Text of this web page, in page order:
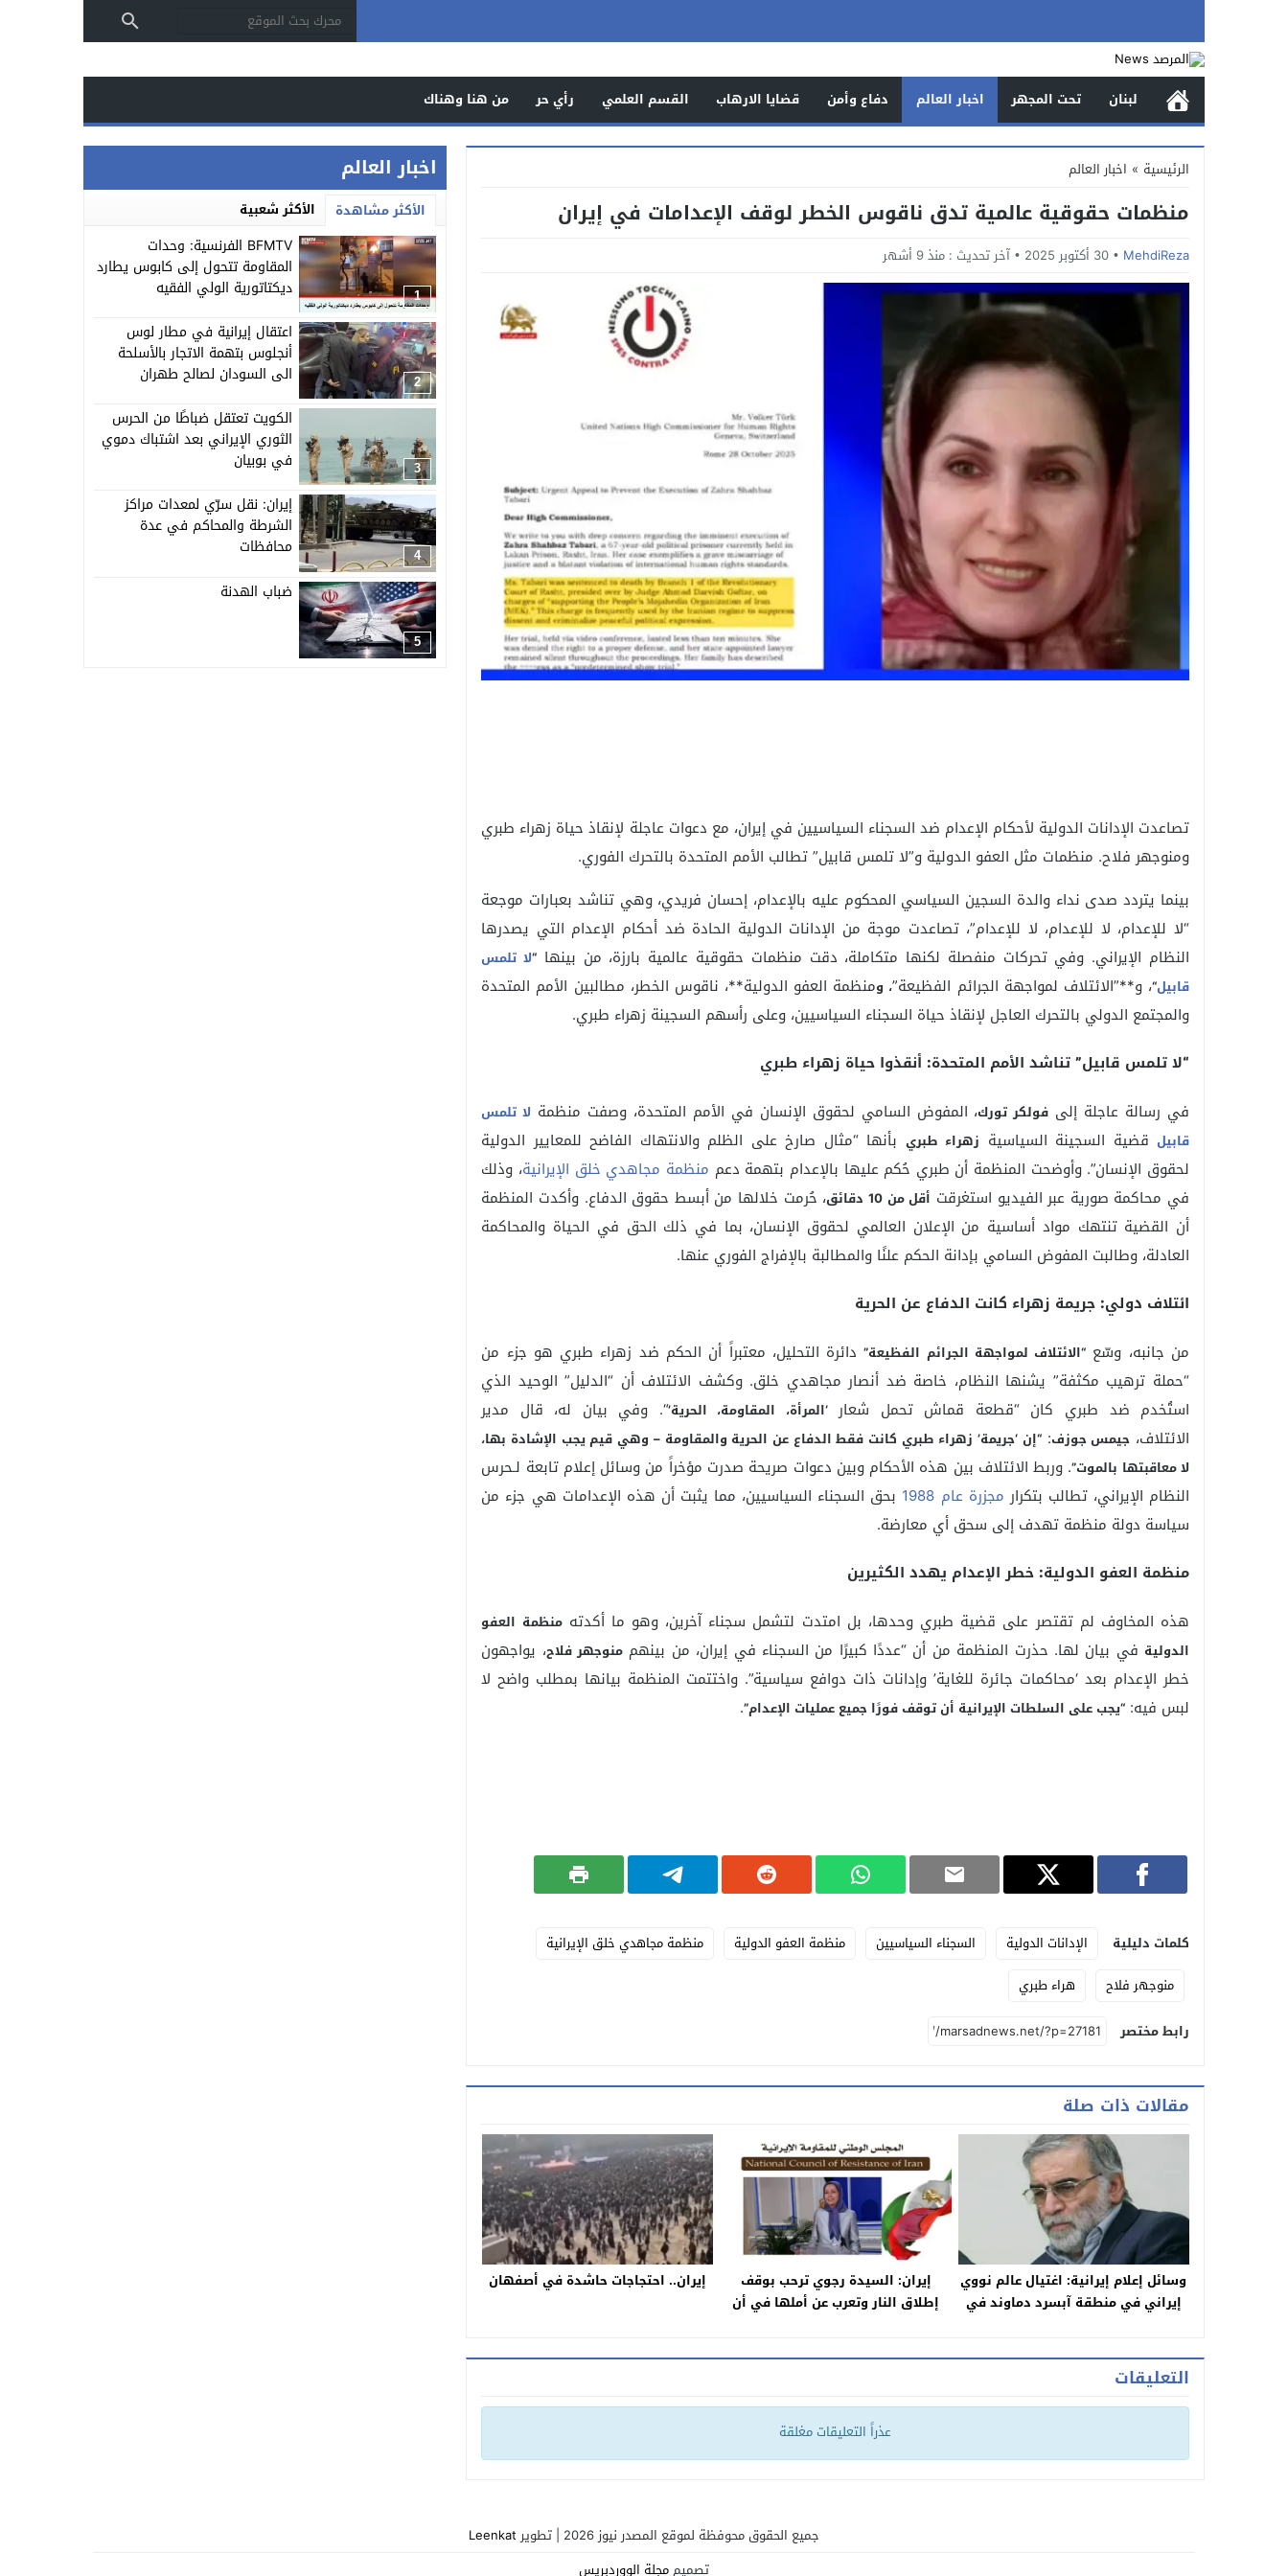
لبنان تحت المجهر اخبار العالم دفاع وأمن قضايا الارهاب القسم العلمي رأي حر من هنا وهناك
الرئيسية » اخبار العالم
منظمات حقوقية عالمية تدق ناقوس الخطر لوقف الإعدامات في إيران
MehdiReza 30 أكتوبر 2025 آخر تحديث : منذ 9 أشهر
تصاعدت الإدانات الدولية لأحكام الإعدام ضد السجناء السياسيين في إيران، مع دعوات عاجلة لإنقاذ حياة زهراء طبري
ومنوجهر فلاح. منظمات مثل العفو الدولية و”لا تلمس قابيل” تطالب الأمم المتحدة بالتحرك الفوري.
بينما يتردد صدى نداء والدة السجين السياسي المحكوم عليه بالإعدام، إحسان فريدي، وهي تناشد بعبارات موجعة
“لا للإعدام، لا للإعدام، لا للإعدام”، تصاعدت موجة من الإدانات الدولية الحادة ضد أحكام الإعدام التي يصدرها
النظام الإيراني. وفي تحركات منفصلة لكنها متكاملة، دقت منظمات حقوقية عالمية بارزة، من بينها “لا تلمس
قابيل“، و**”الائتلاف لمواجهة الجرائم الفظيعة”، ومنظمة العفو الدولية**، ناقوس الخطر، مطالبين الأمم المتحدة
والمجتمع الدولي بالتحرك العاجل لإنقاذ حياة السجناء السياسيين، وعلى رأسهم السجينة زهراء طبري.
“لا تلمس قابيل” تناشد الأمم المتحدة: أنقذوا حياة زهراء طبري
في رسالة عاجلة إلى فولكر تورك، المفوض السامي لحقوق الإنسان في الأمم المتحدة، وصفت منظمة لا تلمس
قابيل قضية السجينة السياسية زهراء طبري بأنها “مثال صارخ على الظلم والانتهاك الفاضح للمعايير الدولية
لحقوق الإنسان”. وأوضحت المنظمة أن طبري حُكم عليها بالإعدام بتهمة دعم منظمة مجاهدي خلق الإيرانية، وذلك
في محاكمة صورية عبر الفيديو استغرقت أقل من 10 دقائق
، حُرمت خلالها من أبسط حقوق الدفاع. وأكدت المنظمة
أن القضية تنتهك مواد أساسية من الإعلان العالمي لحقوق الإنسان، بما في ذلك الحق في الحياة والمحاكمة
العادلة، وطالبت المفوض السامي بإدانة الحكم علنًا والمطالبة بالإفراج الفوري عنها.
ائتلاف دولي: جريمة زهراء كانت الدفاع عن الحرية
من جانبه، وسّع “الائتلاف لمواجهة الجرائم الفظيعة”دائرة التحليل، معتبراً أن الحكم ضد زهراء طبري هو جزء من
“حملة ترهيب مكثفة” يشنها النظام، خاصة ضد أنصار مجاهدي خلق. وكشف الائتلاف أن “الدليل” الوحيد الذي
استُخدم ضد طبري كان “قطعة قماش تحمل شعار‘المرأة، المقاومة، الحرية’“. وفي بيان له، قال مدير
الائتلاف، جيمس جوزف:“إن ‘جريمة’ زهراء طبري كانت فقط الدفاع عن الحرية والمقاومة – وهي قيم يجب الإشادة بها،
لا معاقبتها بالموت”. وربط الائتلاف بين هذه الأحكام وبين دعوات صريحة صدرت مؤخراً من وسائل إعلام تابعة لـحرس
النظام الإيراني، تطالب بتكرارمجزرة عام 1988
بحق السجناء السياسيين، مما يثبت أن هذه الإعدامات هي جزء من
سياسة دولة منظمة تهدف إلى سحق أي معارضة.
منظمة العفو الدولية: خطر الإعدام يهدد الكثيرين
هذه المخاوف لم تقتصر على قضية طبري وحدها، بل امتدت لتشمل سجناء آخرين، وهو ما أكدتهمنظمة العفو
الدولية في بيان لها. حذرت المنظمة من أن “عددًا كبيرًا من السجناء في إيران، من بينهم منوجهر فلاح، يواجهون
خطر الإعدام بعد ‘محاكمات جائرة للغاية’ وإدانات ذات دوافع سياسية”. واختتمت المنظمة بيانها بمطلب واضح لا
لبس فيه: “يجب على السلطات الإيرانية أن توقف فورًا جميع عمليات الإعدام”.
كلمات دليلية الإدانات الدولية السجناء السياسيين منظمة العفو الدولية
منظمة مجاهدي خلق الإيرانية
منوجهر فلاح
هراء طبري
رابط مختصر
مقالات ذات صلة
وسائل إعلام إيرانية: اغتيال عالم نووي
إيراني في منطقة آبسرد دماوند في
إيران: السيدة رجوي ترحب بوقف
إطلاق النار وتعرب عن أملها في أن
إيران.. احتجاجات حاشدة في أصفهان
التعليقات
عذراً التعليقات مغلقة
اخبار العالم
الأكثر مشاهدة الأكثر شعبية
1
BFMTV الفرنسية: وحدات
المقاومة تتحول إلى كابوس يطارد
ديكتاتورية الولي الفقيه
2
اعتقال إيرانية في مطار لوس
أنجلوس بتهمة الاتجار بالأسلحة
الى السودان لصالح طهران
3
الكويت تعتقل ضباطًا من الحرس
الثوري الإيراني بعد اشتباك دموي
في بوبيان
4
إيران: نقل سرّي لمعدات مراكز
الشرطة والمحاكم في عدة
محافظات
5
ضباب الهدنة
جميع الحقوق محوفظة لموقع المصدر نيوز 2026 | تطوير
Leenkat
تصميممجلة الووردبريس